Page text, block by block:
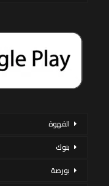
القهوة
بنوك
بورصة